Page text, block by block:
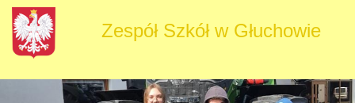
Zespół Szkół w Głuchowie